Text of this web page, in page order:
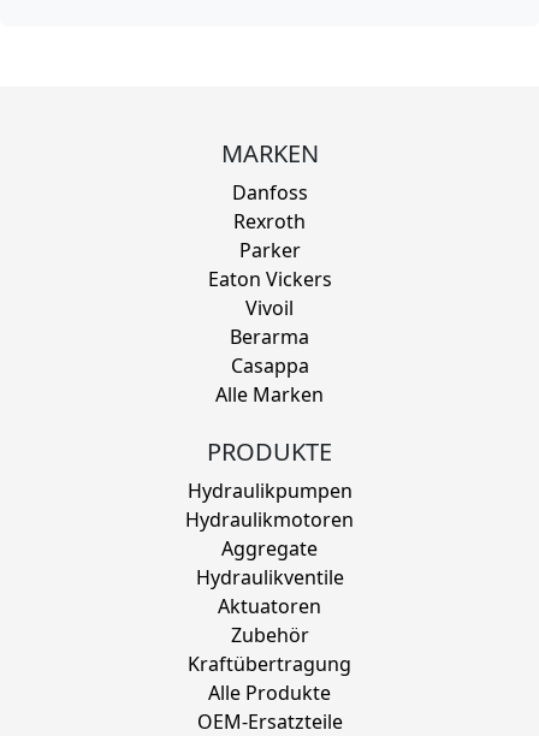
MARKEN
Danfoss
Rexroth
Parker
Eaton Vickers
Vivoil
Berarma
Casappa
Alle Marken
PRODUKTE
Hydraulikpumpen
Hydraulikmotoren
Aggregate
Hydraulikventile
Aktuatoren
Zubehör
Kraftübertragung
Alle Produkte
OEM-Ersatzteile